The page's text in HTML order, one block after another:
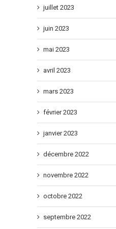
Hiroaki TOTO Champion de France M17!
juillet 2023
juin 2023
mai 2023
avril 2023
mars 2023
février 2023
janvier 2023
décembre 2022
novembre 2022
octobre 2022
septembre 2022